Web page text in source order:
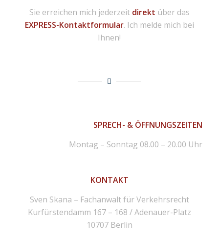
Sie erreichen mich jederzeit direkt über das
EXPRESS-Kontaktformular. Ich melde mich bei
Ihnen!
SPRECH- & ÖFFNUNGSZEITEN
Montag – Sonntag 08.00 – 20.00 Uhr
KONTAKT
Sven Skana – Fachanwalt für Verkehrsrecht
Kurfürstendamm 167 – 168 / Adenauer-Platz
10707 Berlin